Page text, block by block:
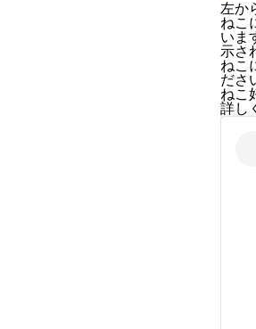
左か
ねこ
いま
示さ
ねこ
ださ
ねこ
詳し